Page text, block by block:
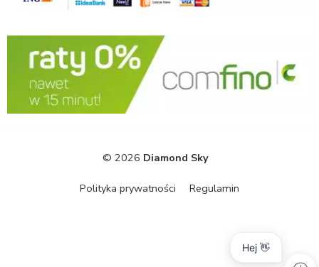
© 2026 Diamond Sky
Polityka prywatności Regulamin